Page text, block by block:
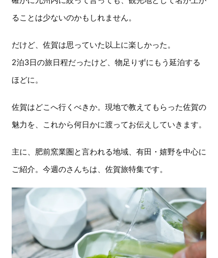
ることは少ないのかもしれません。
だけど、佐賀は思っていた以上に楽しかった。
2泊3日の旅日程だったけど、物足りずにもう延泊する
ほどに。
佐賀はどこへ行くべきか。現地で教えてもらった佐賀の
魅力を、これから何日かに渡ってお伝えしていきます。
主に、肥前窯業圏と言われる地域、有田・嬉野を中心に
ご紹介。今週のさんちは、佐賀旅特集です。